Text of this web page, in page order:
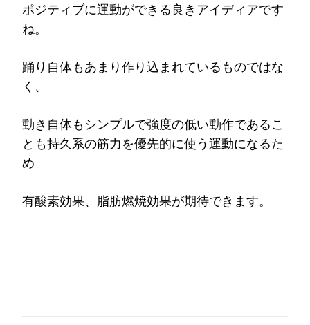
ポジティブに運動ができる良きアイディアです
ね。
踊り自体もあまり作り込まれているものではな
く、
動き自体もシンプルで強度の低い動作であるこ
とも持久系の筋力を優先的に使う運動になるた
め
有酸素効果、脂肪燃焼効果が期待できます。